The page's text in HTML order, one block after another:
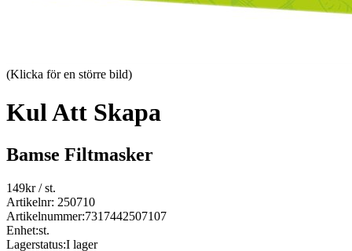
(Klicka för en större bild)
Kul Att Skapa
Bamse Filtmasker
149kr/ st.
Artikelnr: 250710
Artikelnummer:7317442507107
Enhet:st.
Lagerstatus:I lager